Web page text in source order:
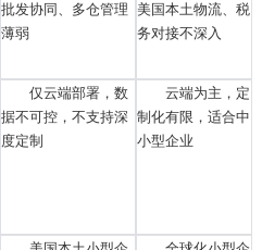
批发协同、多仓管理
薄弱
美国本土物流、税
务对接不深入
仅云端部署，数
据不可控，不支持深
度定制
云端为主，定
制化有限，适合中
小型企业